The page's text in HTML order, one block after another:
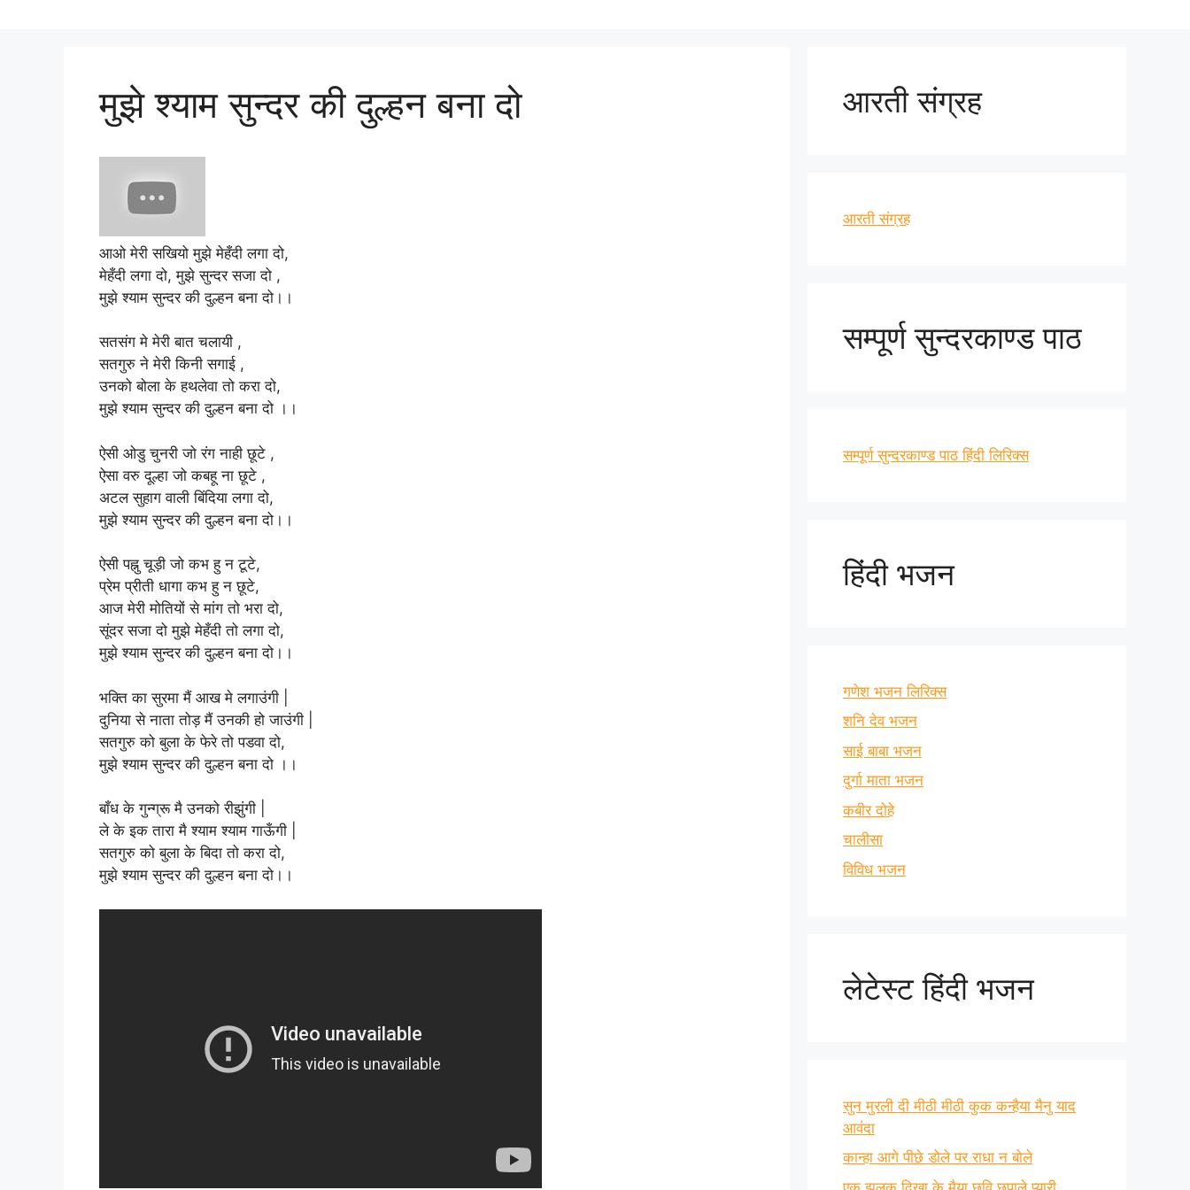
मुझे श्याम सुन्दर की दुल्हन बना दो
आओ मेरी सखियो मुझे मेहँदी लगा दो,
मेहँदी लगा दो, मुझे सुन्दर सजा दो ,
मुझे श्याम सुन्दर की दुल्हन बना दो।।
सतसंग मे मेरी बात चलायी ,
सतगुरु ने मेरी किनी सगाई ,
उनको बोला के हथलेवा तो करा दो,
मुझे श्याम सुन्दर की दुल्हन बना दो ।।
ऐसी ओडु चुनरी जो रंग नाही छूटे ,
ऐसा वरु दूल्हा जो कबहू ना छूटे ,
अटल सुहाग वाली बिंदिया लगा दो,
मुझे श्याम सुन्दर की दुल्हन बना दो।।
ऐसी पह्नु चूड़ी जो कभ हु न टूटे,
प्रेम प्रीती धागा कभ हु न छूटे,
आज मेरी मोतियों से मांग तो भरा दो,
सूंदर सजा दो मुझे मेहँदी तो लगा दो,
मुझे श्याम सुन्दर की दुल्हन बना दो।।
भक्ति का सुरमा मैं आख मे लगाउंगी |
दुनिया से नाता तोड़ मैं उनकी हो जाउंगी |
सतगुरु को बुला के फेरे तो पडवा दो,
मुझे श्याम सुन्दर की दुल्हन बना दो ।।
बाँध के गुन्ग्रू मै उनको रीझुंगी |
ले के इक तारा मै श्याम श्याम गाऊँगी |
सतगुरु को बुला के बिदा तो करा दो,
मुझे श्याम सुन्दर की दुल्हन बना दो।।
आरती संग्रह
आरती संग्रह
सम्पूर्ण सुन्दरकाण्ड पाठ
सम्पूर्ण सुन्दरकाण्ड पाठ हिंदी लिरिक्स
हिंदी भजन
गणेश भजन लिरिक्स
शनि देव भजन
साई बाबा भजन
दुर्गा माता भजन
कबीर दोहे
चालीसा
विविध भजन
लेटेस्ट हिंदी भजन
सुन मुरली दी मीठी मीठी कुक कन्हैया मैनु याद
आवंदा
कान्हा आगे पीछे डोले पर राधा न बोले